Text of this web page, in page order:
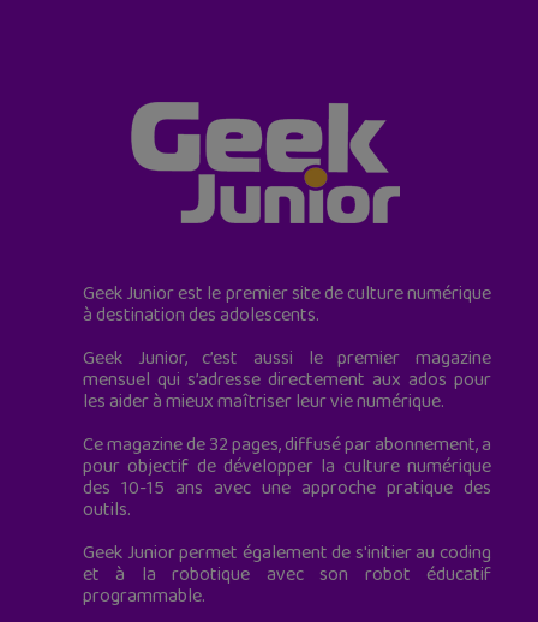
Geek Junior est le premier site de culture numérique
à destination des adolescents.
Geek Junior, c’est aussi le premier magazine
mensuel qui s’adresse directement aux ados pour
les aider à mieux maîtriser leur vie numérique.
Ce magazine de 32 pages, diffusé par abonnement, a
pour objectif de développer la culture numérique
des 10-15 ans avec une approche pratique des
outils.
Geek Junior permet également de s'initier au coding
et à la robotique avec son robot éducatif
programmable.